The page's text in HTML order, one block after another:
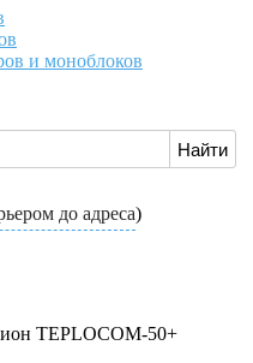
и моноблоков
до адреса)
TEPLOCOM-50+